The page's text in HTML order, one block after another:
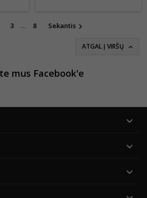
3 … 8 Sekantis 
ATGAL Į VIRŠŲ 
mus Facebook'e


